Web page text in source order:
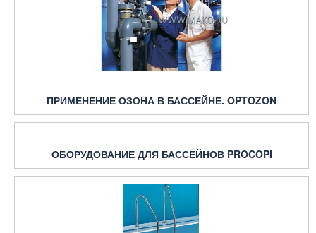
ПРИМЕНЕНИЕ ОЗОНА В БАССЕЙНЕ. OPTOZON
ОБОРУДОВАНИЕ ДЛЯ БАССЕЙНОВ PROCOPI